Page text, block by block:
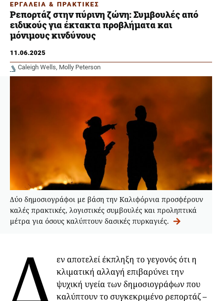
ΕΡΓΑΛΕΙΑ & ΠΡΑΚΤΙΚΕΣ
Ρεπορτάζ στην πύρινη ζώνη: Συμβουλές από
ειδικούς για έκτακτα προβλήματα και
μόνιμους κινδύνους
11.06.2025
Caleigh Wells Molly Peterson
Δύο δημοσιογράφοι με βάση την Καλιφόρνια προσφέρουν
καλές πρακτικές, λογιστικές συμβουλές και προληπτικά
μέτρα για όσους καλύπτουν δασικές πυρκαγιές.
Δ
εν αποτελεί έκπληξη το γεγονός ότι η
κλιματική αλλαγή επιβαρύνει την
ψυχική υγεία των δημοσιογράφων που
καλύπτουν το συγκεκριμένο ρεπορτάζ –